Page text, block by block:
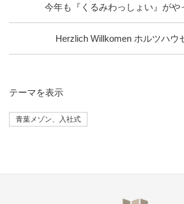
今年も『くるみわっしょい』がや
Herzlich Willkomen ホルツハウ
テーマを表示
青葉メゾン、入社式